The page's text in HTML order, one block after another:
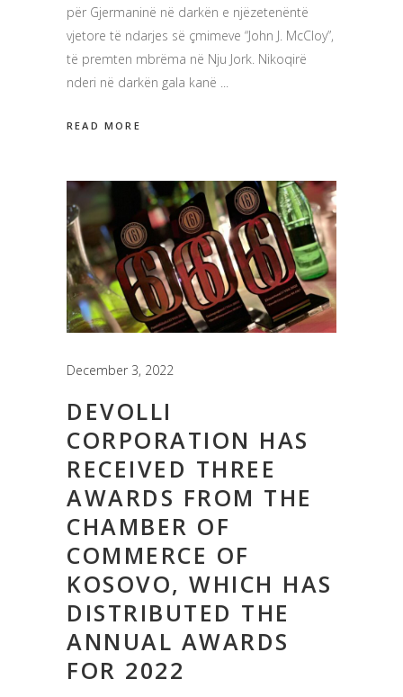
për Gjermaninë në darkën e njëzetenëntë
vjetore të ndarjes së çmimeve “John J. McCloy”,
të premten mbrëma në Nju Jork. Nikoqirë
nderi në darkën gala kanë
READ MORE
December 3, 2022
DEVOLLI
CORPORATION HAS
RECEIVED THREE
AWARDS FROM THE
CHAMBER OF
COMMERCE OF
KOSOVO, WHICH HAS
DISTRIBUTED THE
ANNUAL AWARDS
FOR 2022